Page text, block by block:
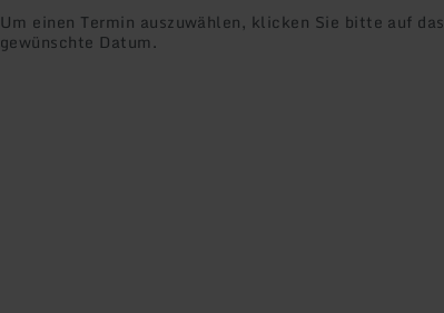
Um einen Termin auszuwählen, klicken Sie bitte auf das
gewünschte Datum.